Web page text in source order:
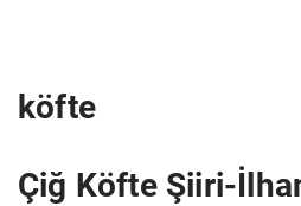
köfte
Çiğ Köfte Şiiri-